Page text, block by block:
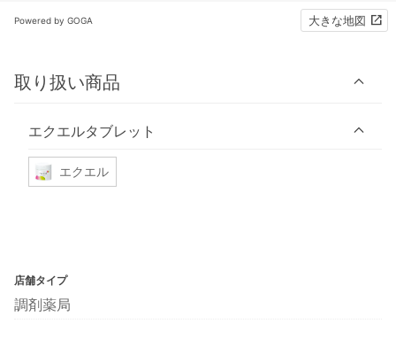
Powered by GOGA 大きな地図
取り扱い商品
エクエルタブレット
エクエル
店舗タイプ
調剤薬局